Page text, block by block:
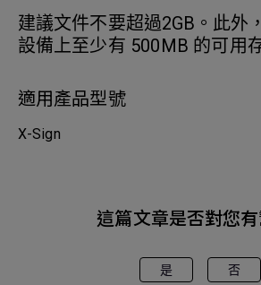
建議文件不要超過2GB。此外
設備上至少有 500MB 的可用
適用產品型號
X-Sign
這篇文章是否對您
是 否